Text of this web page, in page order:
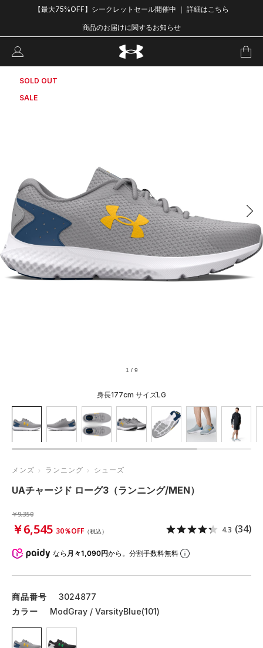
【最大75%OFF】シークレットセール開催中 ｜ 詳細はこちら
商品のお届けに関するお知らせ
SOLD OUT
SALE
1 / 9
身長177cm サイズLG
メンズ ランニング シューズ
UAチャージド ローグ3（ランニング/MEN）
￥9,350
￥6,545 30％OFF （税込） 4.3 (34)
なら 月々1,090円から。分割手数料無料
商品番号
3024877
カラー
ModGray / VarsityBlue(101)